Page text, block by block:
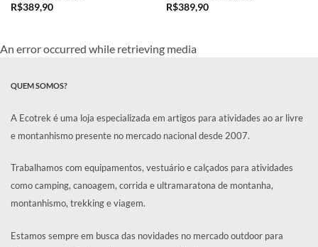
R$389,90 R$389,90
An error occurred while retrieving media
QUEM SOMOS?
A Ecotrek é uma loja especializada em artigos para atividades ao ar livre
e montanhismo presente no mercado nacional desde 2007.
Trabalhamos com equipamentos, vestuário e calçados para atividades
como camping, canoagem, corrida e ultramaratona de montanha,
montanhismo, trekking e viagem.
Estamos sempre em busca das novidades no mercado outdoor para